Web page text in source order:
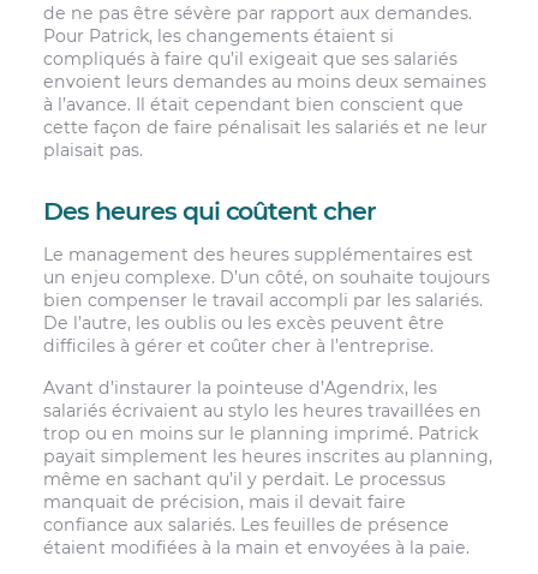
de ne pas être sévère par rapport aux demandes.
Pour Patrick, les changements étaient si
compliqués à faire qu’il exigeait que ses salariés
envoient leurs demandes au moins deux semaines
à l’avance. Il était cependant bien conscient que
cette façon de faire pénalisait les salariés et ne leur
plaisait pas.
Des heures qui coûtent cher
Le management des heures supplémentaires est
un enjeu complexe. D’un côté, on souhaite toujours
bien compenser le travail accompli par les salariés.
De l’autre, les oublis ou les excès peuvent être
difficiles à gérer et coûter cher à l’entreprise.
Avant d’instaurer la pointeuse d’Agendrix, les
salariés écrivaient au stylo les heures travaillées en
trop ou en moins sur le planning imprimé. Patrick
payait simplement les heures inscrites au planning,
même en sachant qu’il y perdait. Le processus
manquait de précision, mais il devait faire
confiance aux salariés. Les feuilles de présence
étaient modifiées à la main et envoyées à la paie.